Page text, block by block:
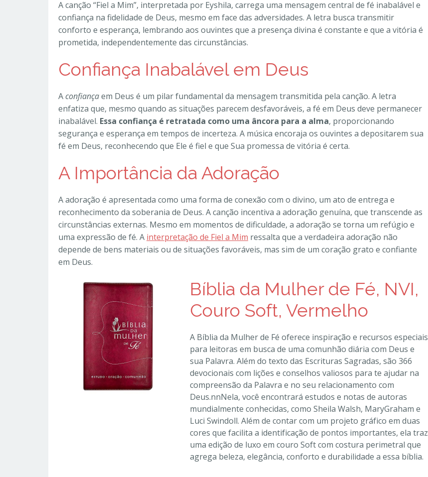
A canção “Fiel a Mim”, interpretada por Eyshila, carrega uma mensagem central de fé inabalável e
confiança na fidelidade de Deus, mesmo em face das adversidades. A letra busca transmitir
conforto e esperança, lembrando aos ouvintes que a presença divina é constante e que a vitória é
prometida, independentemente das circunstâncias.
Confiança Inabalável em Deus
Aconfiançaem Deus é um pilar fundamental da mensagem transmitida pela canção. A letra
enfatiza que, mesmo quando as situações parecem desfavoráveis, a fé em Deus deve permanecer
inabalável. Essa confiança é retratada como uma âncora para a alma, proporcionando
segurança e esperança em tempos de incerteza. A música encoraja os ouvintes a depositarem sua
fé em Deus, reconhecendo que Ele é fiel e que Sua promessa de vitória é certa.
A Importância da Adoração
A adoração é apresentada como uma forma de conexão com o divino, um ato de entrega e
reconhecimento da soberania de Deus. A canção incentiva a adoração genuína, que transcende as
circunstâncias externas. Mesmo em momentos de dificuldade, a adoração se torna um refúgio e
uma expressão de fé. A interpretação de Fiel a Mim ressalta que a verdadeira adoração não
depende de bens materiais ou de situações favoráveis, mas sim de um coração grato e confiante
em Deus.
Bíblia da Mulher de Fé, NVI,
Couro Soft, Vermelho
A Bíblia da Mulher de Fé oferece inspiração e recursos especiais
para leitoras em busca de uma comunhão diária com Deus e
sua Palavra. Além do texto das Escrituras Sagradas, são 366
devocionais com lições e conselhos valiosos para te ajudar na
compreensão da Palavra e no seu relacionamento com
Deus.nnNela, você encontrará estudos e notas de autoras
mundialmente conhecidas, como Sheila Walsh, MaryGraham e
Luci Swindoll. Além de contar com um projeto gráfico em duas
cores que facilita a identificação de pontos importantes, ela traz
uma edição de luxo em couro Soft com costura perimetral que
agrega beleza, elegância, conforto e durabilidade a essa bíblia.